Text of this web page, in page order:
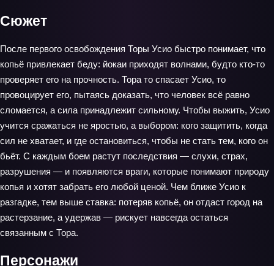
Сюжет
После первого освобождения Торы Усио быстро понимает, что
копьё привлекает беду: йокаи приходят волнами, будто кто-то
проверяет его на прочность. Тора то спасает Усио, то
провоцирует его, пытаясь доказать, что человек всё равно
сломается, а сила принадлежит сильному. Чтобы выжить, Усио
учится сражаться не яростью, а выбором: кого защитить, когда
сил не хватает, и где остановиться, чтобы не стать тем, кого он
бьёт. С каждым боем растут последствия — слухи, страх,
разрушения — и появляются враги, которые понимают природу
копья и хотят забрать его любой ценой. Чем ближе Усио к
разгадке, тем выше ставка: потеряв копьё, он отдаст город на
растерзание, а удержав — рискует навсегда остаться
связанным с Тора.
Персонажи